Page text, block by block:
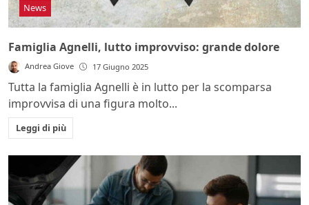
News
Famiglia Agnelli, lutto improvviso: grande dolore
Andrea Giove 17 Giugno 2025
Tutta la famiglia Agnelli è in lutto per la scomparsa
improvvisa di una figura molto...
Leggi di più